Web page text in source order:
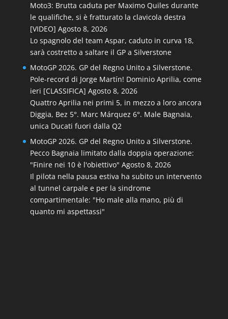
Moto3: Brutta caduta per Maximo Quiles durante
le qualifiche, si è fratturato la clavicola destra
[VIDEO] Agosto 8, 2026
Lo spagnolo del team Aspar, caduto in curva 18,
sarà costretto a saltare il GP a Silverstone
MotoGP 2026. GP del Regno Unito a Silverstone.
Pole-record di Jorge Martín! Dominio Aprilia, come
ieri [CLASSIFICA] Agosto 8, 2026
Quattro Aprilia nei primi 5, in mezzo a loro ancora
Diggia, Bez 5°. Marc Márquez 6°. Male Bagnaia,
unica Ducati fuori dalla Q2
MotoGP 2026. GP del Regno Unito a Silverstone.
Pecco Bagnaia limitato dalla doppia operazione:
"Finire nei 10 è l'obiettivo" Agosto 8, 2026
Il pilota nella pausa estiva ha subito un intervento
al tunnel carpale e per la sindrome
compartimentale: "Ho male alla mano, più di
quanto mi aspettassi"